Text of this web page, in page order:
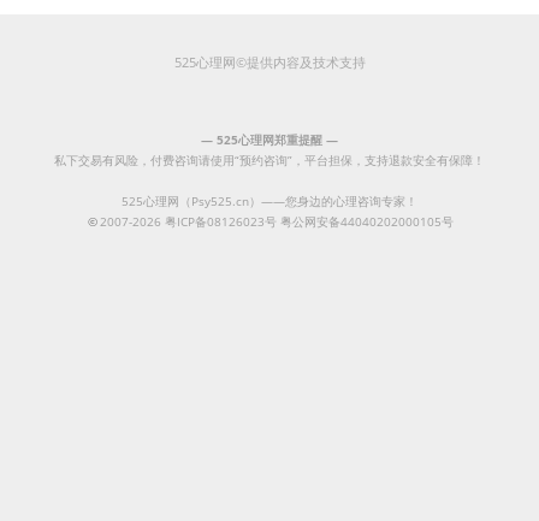
525心理网©提供内容及技术支持
— 525心理网郑重提醒 —
私下交易有风险，付费咨询请使用“预约咨询”，平台担保，支持退款安全有保障！
525心理网（Psy525.cn）——您身边的心理咨询专家！
©2007-2026 粤ICP备08126023号 粤公网安备44040202000105号